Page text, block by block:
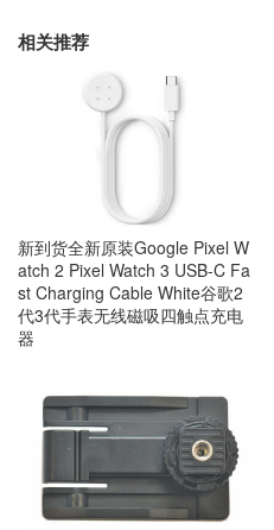
相关推荐
新到货全新原装Google Pixel W
atch 2 Pixel Watch 3 USB-C Fa
st Charging Cable White谷歌2
代3代手表无线磁吸四触点充电
器